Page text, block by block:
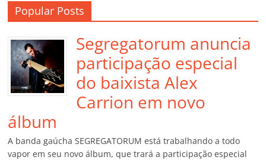
Popular Posts
Segregatorum anuncia
participação especial
do baixista Alex
Carrion em novo
álbum
A banda gaúcha SEGREGATORUM está trabalhando a todo
vapor em seu novo álbum, que trará a participação especial